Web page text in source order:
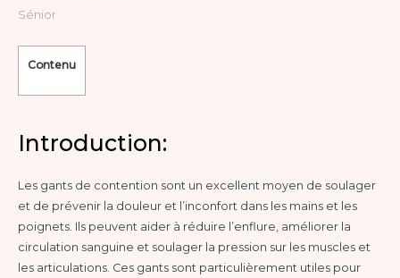
Sénior
Contenu
Introduction:
Les gants de contention sont un excellent moyen de soulager
et de prévenir la douleur et l’inconfort dans les mains et les
poignets. Ils peuvent aider à réduire l’enflure, améliorer la
circulation sanguine et soulager la pression sur les muscles et
les articulations. Ces gants sont particulièrement utiles pour